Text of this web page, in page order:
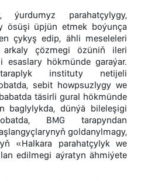
parahatçylygy,
ösüşi üpjün etmek boýunça
çykyş edip, ähli meseleleri
arkaly çözmegi özüniň ileri
hökmünde garaýar.
instituty netijeli
sebit howpsuzlygy we
täsirli gural hökmünde
baglylykda, dünýä bileleşigi
BMG tarapyndan
goldanylmagy,
«Halkara parahatçylyk we
edilmegi aýratyn ähmiýete